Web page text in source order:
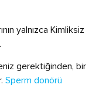
yalnızca Kimliksiz
gerektiğinden, bir
Sperm donörü